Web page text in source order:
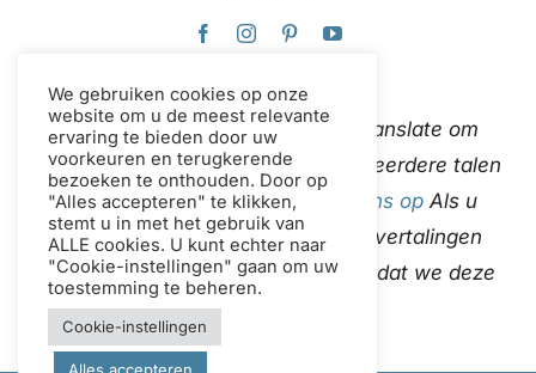
Deze website gebruikt Google Translate om
content direct en automatisch in meerdere talen
te vertalen.neem contact met ons opAls u
onjuistheden in de automatische vertalingen
ontdekt, laat het ons dan weten zodat we deze
kunnen corrigeren.
We gebruiken cookies op onze
website om u de meest relevante
ervaring te bieden door uw
voorkeuren en terugkerende
bezoeken te onthouden. Door op
"Alles accepteren" te klikken,
stemt u in met het gebruik van
ALLE cookies. U kunt echter naar
"Cookie-instellingen" gaan om uw
toestemming te beheren.
Cookie-instellingen